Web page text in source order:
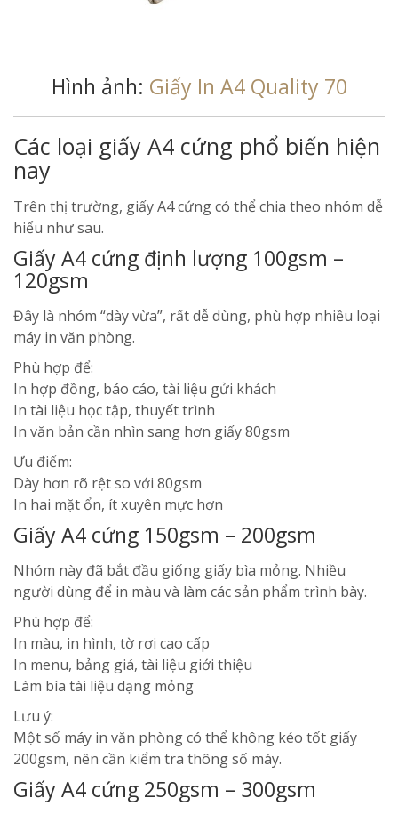
Hình ảnh: Giấy In A4 Quality 70
Các loại giấy A4 cứng phổ biến hiện
nay
Trên thị trường, giấy A4 cứng có thể chia theo nhóm dễ
hiểu như sau.
Giấy A4 cứng định lượng 100gsm –
120gsm
Đây là nhóm “dày vừa”, rất dễ dùng, phù hợp nhiều loại
máy in văn phòng.
Phù hợp để:
In hợp đồng, báo cáo, tài liệu gửi khách
In tài liệu học tập, thuyết trình
In văn bản cần nhìn sang hơn giấy 80gsm
Ưu điểm:
Dày hơn rõ rệt so với 80gsm
In hai mặt ổn, ít xuyên mực hơn
Giấy A4 cứng 150gsm – 200gsm
Nhóm này đã bắt đầu giống giấy bìa mỏng. Nhiều
người dùng để in màu và làm các sản phẩm trình bày.
Phù hợp để:
In màu, in hình, tờ rơi cao cấp
In menu, bảng giá, tài liệu giới thiệu
Làm bìa tài liệu dạng mỏng
Lưu ý:
Một số máy in văn phòng có thể không kéo tốt giấy
200gsm, nên cần kiểm tra thông số máy.
Giấy A4 cứng 250gsm – 300gsm